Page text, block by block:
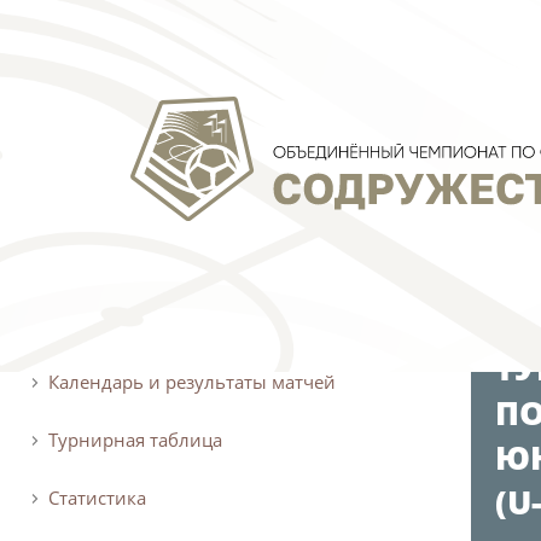
Календарь и результаты матчей
Турнирная таблица
Статистика